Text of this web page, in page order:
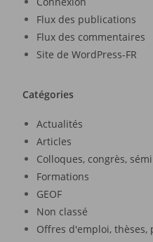
Flux des publications
Flux des commentaires
Site de WordPress-FR
Catégories
Actualités
Articles
Colloques, congrès,
Formations
GEOF
Non classé
Offres d'emploi, thèses,